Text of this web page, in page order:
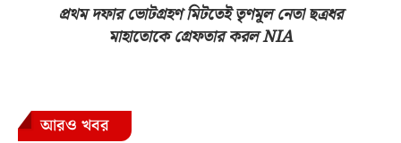
প্রথম দফার ভোটগ্রহণ মিটতেই তৃণমূল নেতা ছত্রধর
মাহাতোকে গ্রেফতার করল NIA
আরও খবর